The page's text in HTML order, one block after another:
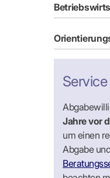
Jahre vor
um einen
Abgabe